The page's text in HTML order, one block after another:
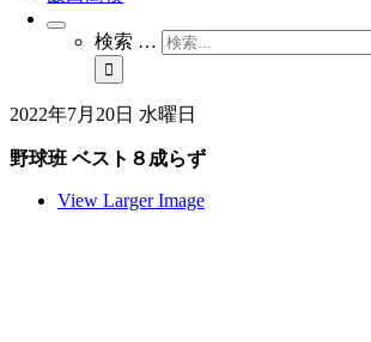
検索 …
2022年7月20日 水曜日
野球班 ベスト８成らず
View Larger Image